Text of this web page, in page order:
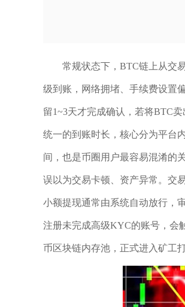
常规状态下，BTC链上从交
级到账，网络拥堵、手续费设置
留1~3天才完成确认，若将BTC
统一的到账时长，核心分为平台
间，也是币圈用户最容易混淆的
误以为交易卡顿、资产异常。交
小额提现通常由系统自动放行，
注册未完成高级KYC的账号，会
币区块链内存池，正式进入矿工